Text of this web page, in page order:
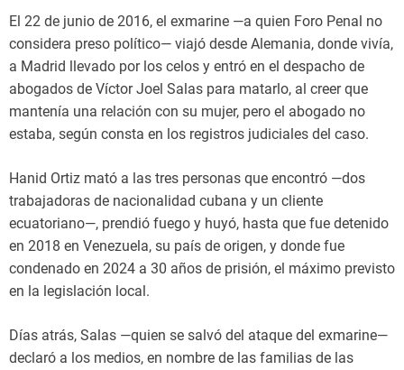
El 22 de junio de 2016, el exmarine —a quien Foro Penal no
considera preso político— viajó desde Alemania, donde vivía,
a Madrid llevado por los celos y entró en el despacho de
abogados de Víctor Joel Salas para matarlo, al creer que
mantenía una relación con su mujer, pero el abogado no
estaba, según consta en los registros judiciales del caso.
Hanid Ortiz mató a las tres personas que encontró —dos
trabajadoras de nacionalidad cubana y un cliente
ecuatoriano—, prendió fuego y huyó, hasta que fue detenido
en 2018 en Venezuela, su país de origen, y donde fue
condenado en 2024 a 30 años de prisión, el máximo previsto
en la legislación local.
Días atrás, Salas —quien se salvó del ataque del exmarine—
declaró a los medios, en nombre de las familias de las